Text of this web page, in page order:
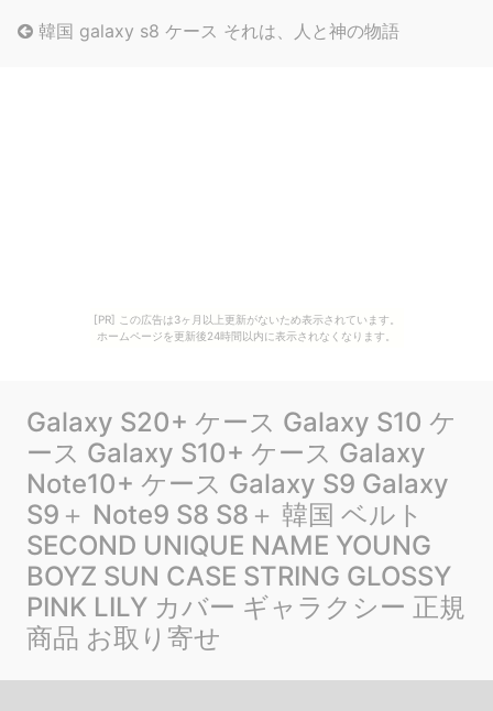
[PR] この広告は3ヶ月以上更新がないため表示されています。
ホームページを更新後24時間以内に表示されなくなります。
韓国 galaxy s8 ケース それは、人と神の物語
Galaxy S20+ ケース Galaxy S10 ケ
ース Galaxy S10+ ケース Galaxy
Note10+ ケース Galaxy S9 Galaxy
S9＋ Note9 S8 S8＋ 韓国 ベルト
SECOND UNIQUE NAME YOUNG
BOYZ SUN CASE STRING GLOSSY
PINK LILY カバー ギャラクシー 正規
商品 お取り寄せ